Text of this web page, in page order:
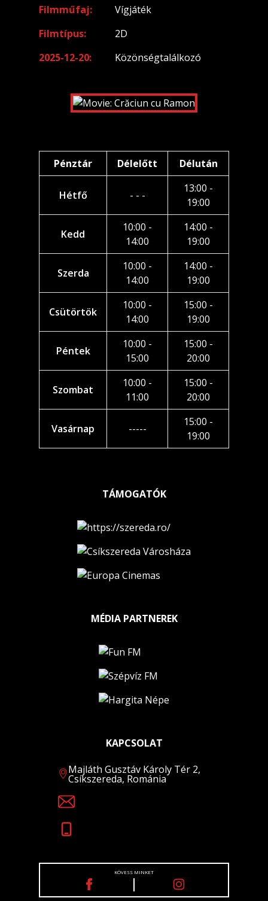
Filmműfaj
Vígjáték
Filmtípus
2D
2025-12-20
Közönségtalálkozó
Pénztár Délelőtt Délután
Hétfő - - -
13:00 -
19:00
Kedd
10:00 -
14:00
14:00 -
19:00
Szerda
10:00 -
14:00
14:00 -
19:00
Csütörtök
10:00 -
14:00
15:00 -
19:00
Péntek
10:00 -
15:00
15:00 -
20:00
Szombat
10:00 -
11:00
15:00 -
20:00
Vasárnap -----
15:00 -
19:00
TÁMOGATÓK
MÉDIA PARTNEREK
KAPCSOLAT
Majláth Gusztáv Károly Tér 2,
Csíkszereda, Románia
KÖVESS MINKET